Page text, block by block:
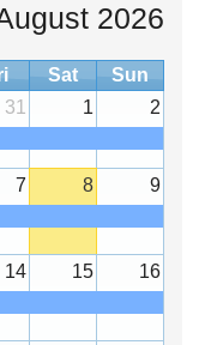
2026
Sat
Sun
31 1 2
7 8 9
14 15 16
空演習